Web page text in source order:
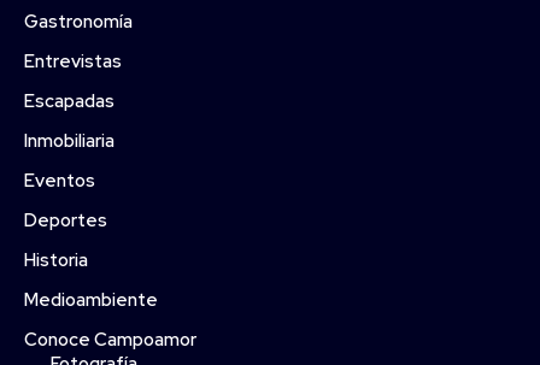
Gastronomía
Entrevistas
Escapadas
Inmobiliaria
Eventos
Deportes
Historia
Medioambiente
Conoce Campoamor